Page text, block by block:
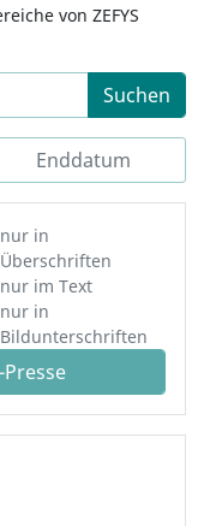
von ZEFYS
Suchen
nur in
Überschriften
nur im Text
nur in
Bildunterschriften